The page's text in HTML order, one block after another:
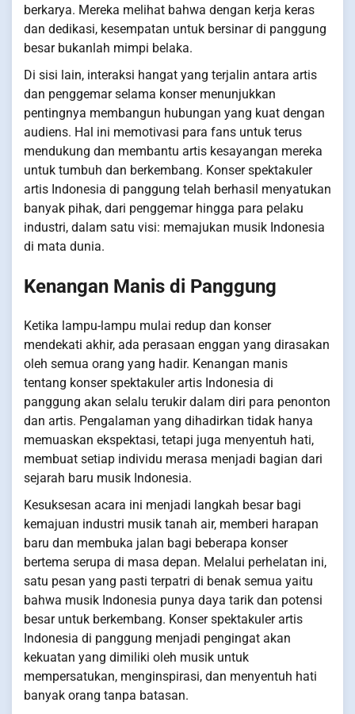
berkarya. Mereka melihat bahwa dengan kerja keras
dan dedikasi, kesempatan untuk bersinar di panggung
besar bukanlah mimpi belaka.
Di sisi lain, interaksi hangat yang terjalin antara artis
dan penggemar selama konser menunjukkan
pentingnya membangun hubungan yang kuat dengan
audiens. Hal ini memotivasi para fans untuk terus
mendukung dan membantu artis kesayangan mereka
untuk tumbuh dan berkembang. Konser spektakuler
artis Indonesia di panggung telah berhasil menyatukan
banyak pihak, dari penggemar hingga para pelaku
industri, dalam satu visi: memajukan musik Indonesia
di mata dunia.
Kenangan Manis di Panggung
Ketika lampu-lampu mulai redup dan konser
mendekati akhir, ada perasaan enggan yang dirasakan
oleh semua orang yang hadir. Kenangan manis
tentang konser spektakuler artis Indonesia di
panggung akan selalu terukir dalam diri para penonton
dan artis. Pengalaman yang dihadirkan tidak hanya
memuaskan ekspektasi, tetapi juga menyentuh hati,
membuat setiap individu merasa menjadi bagian dari
sejarah baru musik Indonesia.
Kesuksesan acara ini menjadi langkah besar bagi
kemajuan industri musik tanah air, memberi harapan
baru dan membuka jalan bagi beberapa konser
bertema serupa di masa depan. Melalui perhelatan ini,
satu pesan yang pasti terpatri di benak semua yaitu
bahwa musik Indonesia punya daya tarik dan potensi
besar untuk berkembang. Konser spektakuler artis
Indonesia di panggung menjadi pengingat akan
kekuatan yang dimiliki oleh musik untuk
mempersatukan, menginspirasi, dan menyentuh hati
banyak orang tanpa batasan.